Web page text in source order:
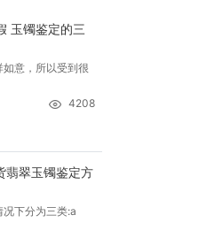
玉镯鉴定的三
意，所以受到很
4208
翡翠玉镯鉴定方
下分为三类:a